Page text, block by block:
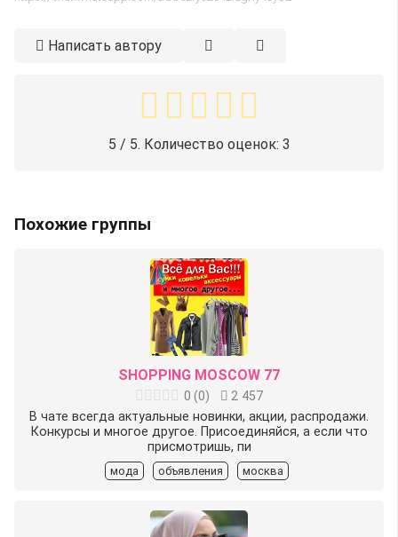
Написать автору
5 / 5. Количество оценок: 3
Похожие группы
SHOPPING MOSCOW 77
0 (0)
2 457
В чате всегда актуальные новинки, акции, распродажи.
Конкурсы и многое другое. Присоединяйся, а если что
присмотришь, пи
мода объявления москва